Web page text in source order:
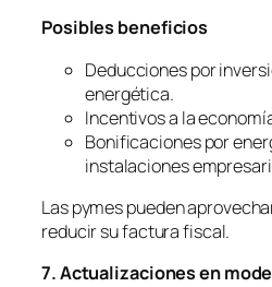
Posibles beneficios
Deducciones por
energética.
Incentivos a la
Bonificaciones por
instalaciones
Las pymes pueden
reducir su factura fiscal.
7. Actualizaciones en